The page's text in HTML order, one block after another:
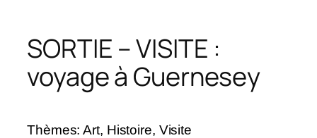
SORTIE – VISITE :
voyage à Guernesey
Thèmes: Art, Histoire, Visite